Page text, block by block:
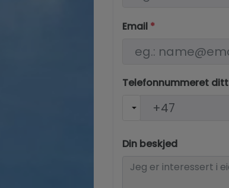
Email *
Telefonnummeret ditt
Din beskjed